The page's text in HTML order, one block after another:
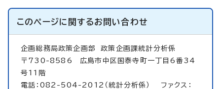
このページに関するお問い合わせ
企画総務局政策企画部政策企画課統計分析係
〒730-8586 広島市中区国泰寺町一丁目6番34
号11階
電話：082-504-2012（統計分析係） ファクス：